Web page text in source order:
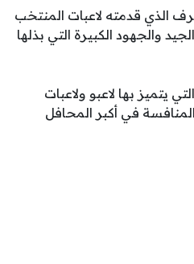
الذي قدمته لاعبات المنتخب
والجهود الكبيرة التي بذلها
بها لاعبو ولاعبات
في أكبر المحافل